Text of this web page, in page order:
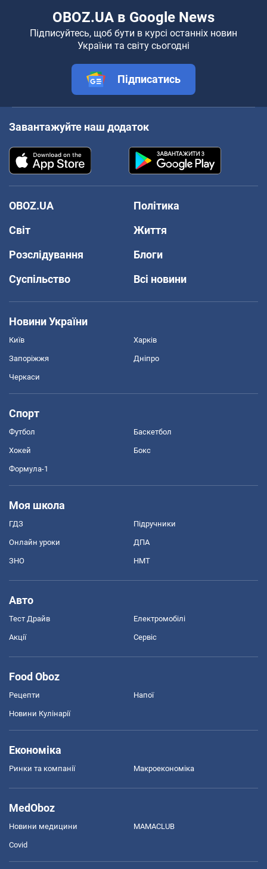
OBOZ.UA в Google News
Підписуйтесь, щоб бути в курсі останніх новин
України та світу сьогодні
Підписатись
Завантажуйте наш додаток
OBOZ.UA
Політика
Світ
Життя
Розслідування
Блоги
Суспільство
Всі новини
Новини України
Київ Харків
Запоріжжя Дніпро
Черкаси
Спорт
Футбол Баскетбол
Хокей Бокс
Формула-1
Моя школа
ГДЗ Підручники
Онлайн уроки ДПА
ЗНО НМТ
Авто
Тест Драйв Електромобілі
Акції Сервіс
Food Oboz
Рецепти Напої
Новини Кулінарії
Економіка
Ринки та компанії Макроекономіка
MedOboz
Новини медицини MAMACLUB
Covid